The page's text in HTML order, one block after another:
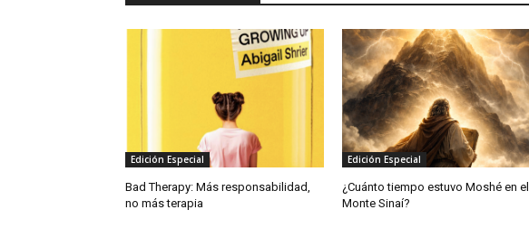
Edición Especial
Bad Therapy: Más responsabilidad,
no más terapia
Edición Especial
¿Cuánto tiempo estuvo Moshé en el
Monte Sinaí?